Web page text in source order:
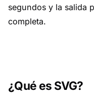
segundos y la salida
completa.
¿Qué es SVG?